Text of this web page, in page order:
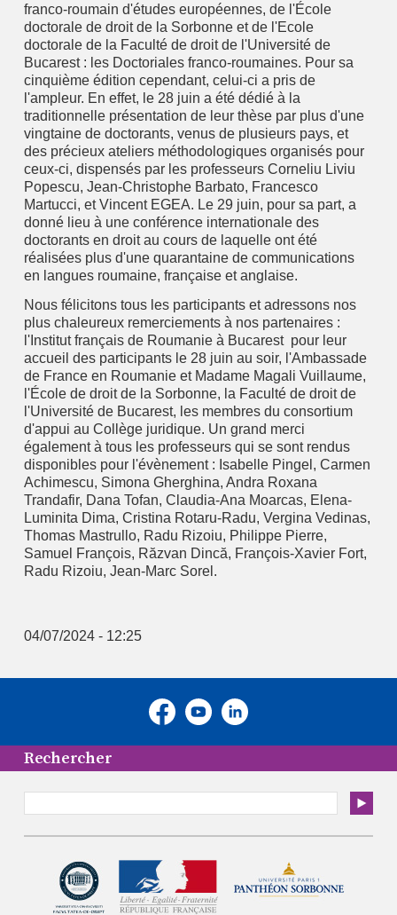
Rechercher
franco-roumain d'études européennes, de l'École
doctorale de droit de la Sorbonne et de l'Ecole
doctorale de la Faculté de droit de l'Université de
Bucarest : les Doctoriales franco-roumaines. Pour sa
cinquième édition cependant, celui-ci a pris de
l'ampleur. En effet, le 28 juin a été dédié à la
traditionnelle présentation de leur thèse par plus d'une
vingtaine de doctorants, venus de plusieurs pays, et
des précieux ateliers méthodologiques organisés pour
ceux-ci, dispensés par les professeurs Corneliu Liviu
Popescu, Jean-Christophe Barbato, Francesco
Martucci, et Vincent EGEA. Le 29 juin, pour sa part, a
donné lieu à une conférence internationale des
doctorants en droit au cours de laquelle ont été
réalisées plus d'une quarantaine de communications
en langues roumaine, française et anglaise.
Nous félicitons tous les participants et adressons nos
plus chaleureux remerciements à nos partenaires :
l'Institut français de Roumanie à Bucarest pour leur
accueil des participants le 28 juin au soir, l'Ambassade
de France en Roumanie et Madame Magali Vuillaume,
l'École de droit de la Sorbonne, la Faculté de droit de
l'Université de Bucarest, les membres du consortium
d'appui au Collège juridique. Un grand merci
également à tous les professeurs qui se sont rendus
disponibles pour l'évènement : Isabelle Pingel, Carmen
Achimescu, Simona Gherghina, Andra Roxana
Trandafir, Dana Tofan, Claudia-Ana Moarcas, Elena-
Luminita Dima, Cristina Rotaru-Radu, Vergina Vedinas,
Thomas Mastrullo, Radu Rizoiu, Philippe Pierre,
Samuel François, Răzvan Dincă, François-Xavier Fort,
Radu Rizoiu, Jean-Marc Sorel.
04/07/2024 - 12:25